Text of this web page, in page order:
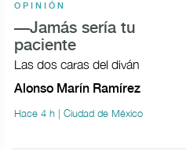
OPINIÓN
—Jamás sería tu
paciente
Las dos caras del diván
Alonso Marín Ramírez
Hace 4 h | Ciudad de México